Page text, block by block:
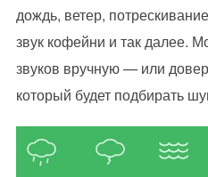
дождь, ветер,
звук кофейни и так далее.
звуков вручную — или
который будет подбирать